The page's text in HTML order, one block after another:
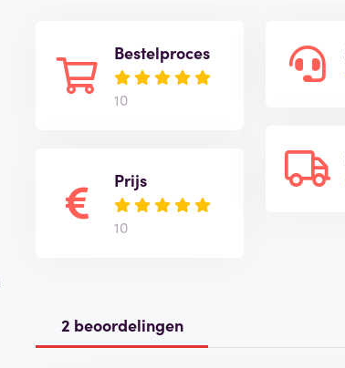
Bestelproces
10
Prijs
10
2 beoordelingen